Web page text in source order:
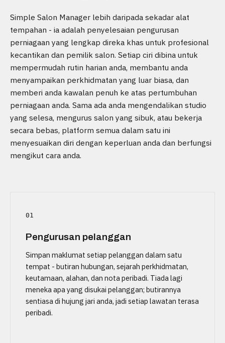
Simple Salon Manager lebih daripada sekadar alat
tempahan - ia adalah penyelesaian pengurusan
perniagaan yang lengkap direka khas untuk profesional
kecantikan dan pemilik salon. Setiap ciri dibina untuk
mempermudah rutin harian anda, membantu anda
menyampaikan perkhidmatan yang luar biasa, dan
memberi anda kawalan penuh ke atas pertumbuhan
perniagaan anda. Sama ada anda mengendalikan studio
yang selesa, mengurus salon yang sibuk, atau bekerja
secara bebas, platform semua dalam satu ini
menyesuaikan diri dengan keperluan anda dan berfungsi
mengikut cara anda.
01
Pengurusan pelanggan
Simpan maklumat setiap pelanggan dalam satu
tempat - butiran hubungan, sejarah perkhidmatan,
keutamaan, alahan, dan nota peribadi. Tiada lagi
meneka apa yang disukai pelanggan; butirannya
sentiasa di hujung jari anda, jadi setiap lawatan terasa
peribadi.